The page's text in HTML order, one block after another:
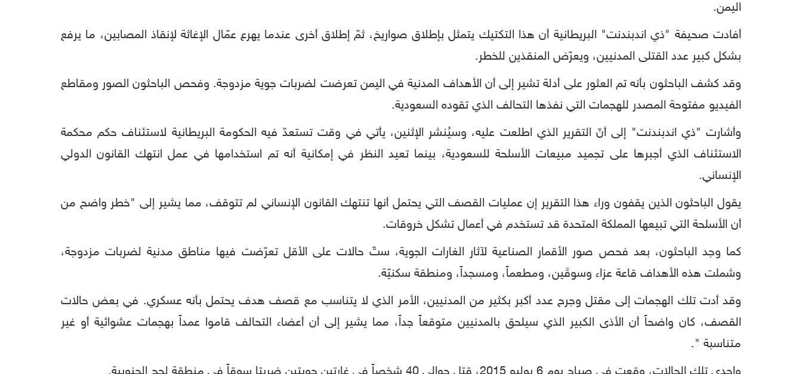
اليمن.
أفادت صحيفة "ذي اندبندنت" البريطانية أن هذا التكتيك يتمثل بإطلاق صواريخ، ثمّ إطلاق أخرى عندما يهرع عمّال الإغاثة لإنقاذ المصابين، ما يرفع
بشكل كبير عدد القتلى المدنيين، ويعرّض المنقذين للخطر.
وقد كشف الباحثون بأنه تم العثور على أدلة تشير إلى أن الأهداف المدنية في اليمن تعرضت لضربات جوية مزدوجة. وفحص الباحثون الصور ومقاطع
الفيديو مفتوحة المصدر للهجمات التي نفذها التحالف الذي تقوده السعودية.
وأشارت "ذي اندبندنت" إلى أنّ التقرير الذي اطلعت عليه، وسيُنشر الإثنين، يأتي في وقت تستعدّ فيه الحكومة البريطانية لاستئناف حكم محكمة
الاستئناف الذي أجبرها على تجميد مبيعات الأسلحة للسعودية، بينما تعيد النظر في إمكانية أنه تم استخدامها في عمل انتهك القانون الدولي
الإنساني.
يقول الباحثون الذين يقفون وراء هذا التقرير إن عمليات القصف التي يحتمل أنها تنتهك القانون الإنساني لم تتوقف، مما يشير إلى "خطر واضح من
أن الأسلحة التي تبيعها المملكة المتحدة قد تستخدم في أعمال تشكل خروقات.
كما وجد الباحثون، بعد فحص صور الأقمار الصناعية لآثار الغارات الجوية، ستّ حالات على الأقل تعرّضت فيها مناطق مدنية لضربات مزدوجة،
وشملت هذه الأهداف قاعة عزاء وسوقَين، ومطعماً، ومسجداً، ومنطقة سكنيّة.
وقد أدت تلك الهجمات إلى مقتل وجرح عدد أكبر بكثير من المدنيين، الأمر الذي لا يتناسب مع قصف هدف يحتمل بأنه عسكري. في بعض حالات
القصف، كان واضحاً أن الأذى الكبير الذي سيلحق بالمدنيين متوقعاً جداً، مما يشير إلى أن أعضاء التحالف قاموا عمداً بهجمات عشوائية أو غير
متناسبة ".